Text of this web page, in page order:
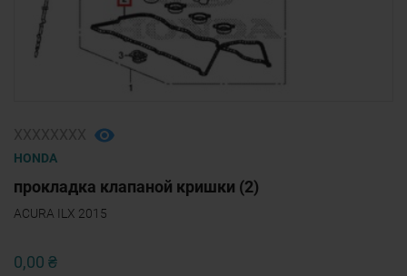
HONDA
прокладка клапаной кришки (2)
ACURA ILX 2015
0,00 ₴